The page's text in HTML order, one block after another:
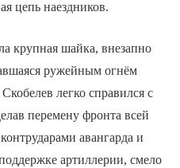
цепь наездников.
крупная шайка, внезапно
ружейным огнём
легко справился с
перемену фронта всей
авангарда и
артиллерии, смело